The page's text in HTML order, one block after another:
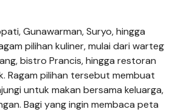
Gunawarman, Suryo, hingga
pilihan kuliner, mulai dari warteg
bistro Prancis, hingga restoran
Ragam pilihan tersebut membuat
untuk makan bersama keluarga,
Bagi yang ingin membaca peta